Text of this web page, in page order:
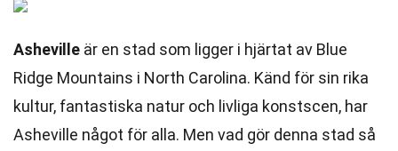
Asheville är en stad som ligger i hjärtat av Blue
Ridge Mountains i North Carolina. Känd för sin rika
kultur, fantastiska natur och livliga konstscen, har
Asheville något för alla. Men vad gör denna stad så